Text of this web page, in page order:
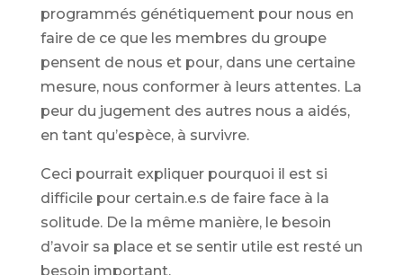
programmés génétiquement pour nous en
faire de ce que les membres du groupe
pensent de nous et pour, dans une certaine
mesure, nous conformer à leurs attentes. La
peur du jugement des autres nous a aidés,
en tant qu’espèce, à survivre.
Ceci pourrait expliquer pourquoi il est si
difficile pour certain.e.s de faire face à la
solitude. De la même manière, le besoin
d’avoir sa place et se sentir utile est resté un
besoin important.